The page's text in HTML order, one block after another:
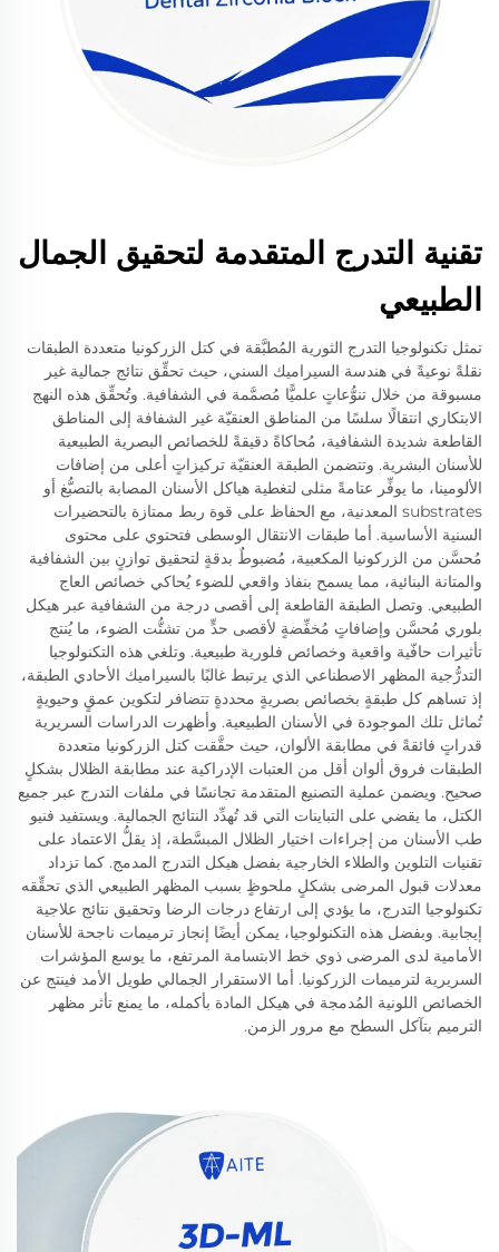
تقنية التدرج المتقدمة لتحقيق الجمال
الطبيعي
تمثل تكنولوجيا التدرج الثورية المُطبَّقة في كتل الزركونيا متعددة الطبقات
نقلةً نوعيةً في هندسة السيراميك السني، حيث تحقِّق نتائج جمالية غير
مسبوقة من خلال تنوُّعاتٍ علميًّا مُصمَّمة في الشفافية. وتُحقِّق هذه النهج
الابتكاري انتقالًا سلسًا من المناطق العنقيّة غير الشفافة إلى المناطق
القاطعة شديدة الشفافية، مُحاكاةً دقيقةً للخصائص البصرية الطبيعية
للأسنان البشرية. وتتضمن الطبقة العنقيّة تركيزاتٍ أعلى من إضافات
الألومينا، ما يوفِّر عتامةً مثلى لتغطية هياكل الأسنان المصابة بالتصبُّغ أو
substrates المعدنية، مع الحفاظ على قوة ربط ممتازة بالتحضيرات
السنية الأساسية. أما طبقات الانتقال الوسطى فتحتوي على محتوى
مُحسَّن من الزركونيا المكعبية، مُضبوطٌ بدقةٍ لتحقيق توازنٍ بين الشفافية
والمتانة البنائية، مما يسمح بنفاذ واقعي للضوء يُحاكي خصائص العاج
الطبيعي. وتصل الطبقة القاطعة إلى أقصى درجة من الشفافية عبر هيكل
بلوري مُحسَّن وإضافاتٍ مُخفِّضةٍ لأقصى حدٍّ من تشتُّت الضوء، ما يُنتج
تأثيرات حافّية واقعية وخصائص فلورية طبيعية. وتلغي هذه التكنولوجيا
التدرُّجية المظهر الاصطناعي الذي يرتبط غالبًا بالسيراميك الأحادي الطبقة،
إذ تساهم كل طبقةٍ بخصائص بصريةٍ محددةٍ تتضافر لتكوين عمقٍ وحيويةٍ
تُماثل تلك الموجودة في الأسنان الطبيعية. وأظهرت الدراسات السريرية
قدراتٍ فائقةً في مطابقة الألوان، حيث حقَّقت كتل الزركونيا متعددة
الطبقات فروق ألوان أقل من العتبات الإدراكية عند مطابقة الظلال بشكلٍ
صحيح. ويضمن عملية التصنيع المتقدمة تجانسًا في ملفات التدرج عبر جميع
الكتل، ما يقضي على التباينات التي قد تُهدِّد النتائج الجمالية. ويستفيد فنيو
طب الأسنان من إجراءات اختيار الظلال المبسَّطة، إذ يقلُّ الاعتماد على
تقنيات التلوين والطلاء الخارجية بفضل هيكل التدرج المدمج. كما تزداد
معدلات قبول المرضى بشكلٍ ملحوظٍ بسبب المظهر الطبيعي الذي تحقِّقه
تكنولوجيا التدرج، ما يؤدي إلى ارتفاع درجات الرضا وتحقيق نتائج علاجية
إيجابية. وبفضل هذه التكنولوجيا، يمكن أيضًا إنجاز ترميمات ناجحة للأسنان
الأمامية لدى المرضى ذوي خط الابتسامة المرتفع، ما يوسع المؤشرات
السريرية لترميمات الزركونيا. أما الاستقرار الجمالي طويل الأمد فينتج عن
الخصائص اللونية المُدمجة في هيكل المادة بأكمله، ما يمنع تأثر مظهر
الترميم بتآكل السطح مع مرور الزمن.